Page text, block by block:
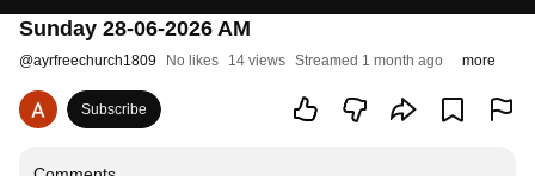
Sunday 28-06-2026 AM
@ayrfreechurch1809 No likes 14 views Streamed 1 month ago more
Subscribe